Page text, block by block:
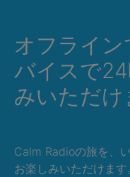
オフライ
バイスで
みいただけ
Calm Radioの旅を、
お楽しみいただけま